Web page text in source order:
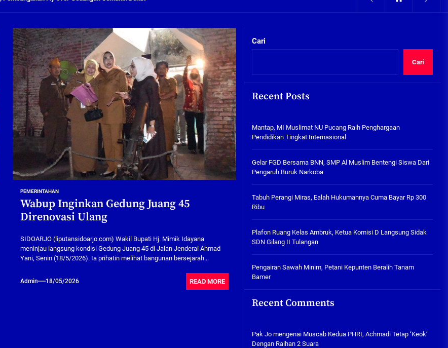
05/08/2026
Mantap, MI Muslimat NU
Pucang Raih Penghargaan
Gelar FGD Bersama BNN, SMP Al
Muslim Bentengi Siswa Dari
Pengaruh Buruk Narkoba
05/08/2026
300 Ribu
Plafon Ruang Kelas Ambruk,
Ketua Komisi D Langsung Sidak
SDN Gilang II Tulangan
05/08/2026
05/08/2026
Fly Over Gedangan Semakin Dekat
Jalankan Program Rehab RTLH
Fly over Gedangan Semakin Dekat
masalah warga Seketi dan Urangagung
Dan Kapabel, Komisi B Dua Kali Panggil Pansel Dan Minta Ada Pakta Integritas
PEMERINTAHAN
Wabup Inginkan Gedung Juang 45
Direnovasi Ulang
SIDOARJO (liputansidoarjo.com) Wakil Bupati Hj. Mimik Idayana
meninjau langsung kondisi Gedung Juang 45 di Jalan Jenderal Ahmad
Yani, Senin (18/5/2026). Ia prihatin melihat bangunan bersejarah...
Admin 18/05/2026 READ MORE
Cari
Cari
Recent Posts
Mantap, MI Muslimat NU Pucang Raih Penghargaan
Pendidikan Tingkat Internasional
Gelar FGD Bersama BNN, SMP Al Muslim Bentengi Siswa Dari
Pengaruh Buruk Narkoba
Tabuh Perangi Miras, Ealah Hukumannya Cuma Bayar Rp 300
Ribu
Plafon Ruang Kelas Ambruk, Ketua Komisi D Langsung Sidak
SDN Gilang II Tulangan
Pengairan Sawah Minim, Petani Kepunten Beralih Tanam
Bamer
Recent Comments
Pak Jomengenai Muscab Kedua PHRI, Achmadi Tetap ‘Keok’
Dengan Raihan 2 Suara